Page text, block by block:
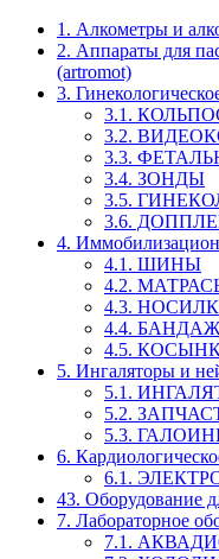
1. Алкометры и
2. Аппараты для
(artromot)
3.
3.1.
3.2.
3.3.
3.4. ЗОНДЫ
3.5.
3.6.
4.
4.1. ШИНЫ
4.2.
4.3.
4.4.
4.5.
5. Ингаляторы и
5.1.
5.2.
5.3.
6.
6.1.
43. Оборудование
7. Лабораторное
7.1.